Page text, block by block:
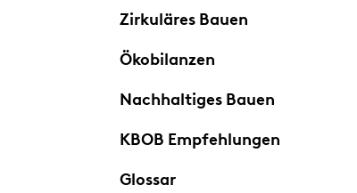
Zirkuläres Bauen
Ökobilanzen
Nachhaltiges Bauen
KBOB Empfehlungen
Glossar